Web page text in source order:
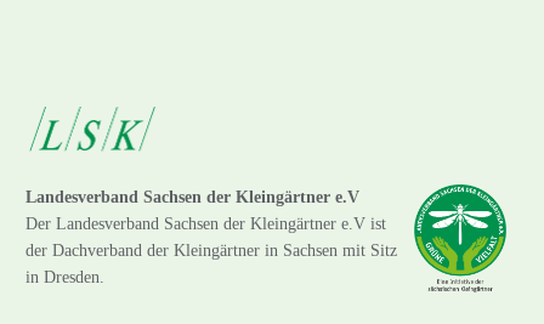
Landesverband Sachsen der Kleingärtner e.V
Der Landesverband Sachsen der Kleingärtner e.V ist
der Dachverband der Kleingärtner in Sachsen mit Sitz
in Dresden.